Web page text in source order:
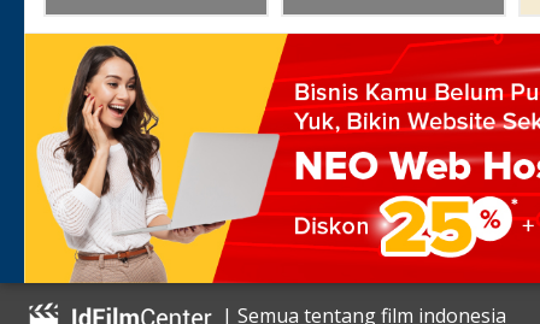
| Semua tentang film indonesia